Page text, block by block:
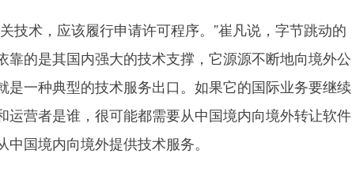
术，应该履行申请许可程序。”崔凡说，字节跳动的
靠的是其国内强大的技术支撑，它源源不断地向境外公
是一种典型的技术服务出口。如果它的国际业务要继续
运营者是谁，很可能都需要从中国境内向境外转让软件
国境内向境外提供技术服务。